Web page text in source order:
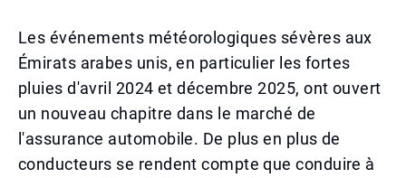
Les événements météorologiques sévères aux
Émirats arabes unis, en particulier les fortes
pluies d'avril 2024 et décembre 2025, ont ouvert
un nouveau chapitre dans le marché de
l'assurance automobile. De plus en plus de
conducteurs se rendent compte que conduire à